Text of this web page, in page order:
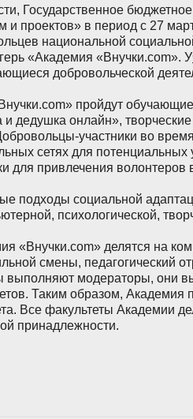
Государственное
проектов» в период с 27
национальной
«Академия «Внучки.com». У
добровольческой
пройдут
дедушка онлайн», творческие
участники во
сетях для
для привлечения волонтеров
подходы социальной
психологической,
«Внучки.com» делятся на
смены, педагогический
выполняют модераторы, они
Таким образом, Академия
Все факультеты Академии
принадлежности.